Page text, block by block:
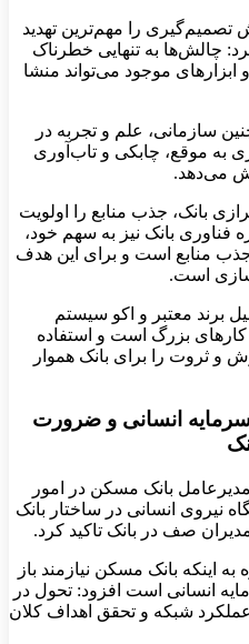
تصمیم‌گیری را مهم‌ترین تهدید
چالش‌ها به تنهایی خطرناک
موجود می‌تواند منشا
سازمانی، علم و تجربه در
به موقع، چابکی و تاب‌آوری
می‌دهد.
بانک، جذب منابع را اولویت
فناوری بانک نیز به سهم خود،
منابع است و برای این هدف
است.
برند معتبر و اکو سیستم
بزرگ است و استفاده
و ثروت را برای بانک هموار
انسانی و ضرورت
بانک مسکن در امور
نیروی انسانی در ساختار بانک
صف در بانک تاکید کرد.
اینکه بانک مسکن نیازمند باز
انسانی است افزود: تحول در
شبکه و تحقق اهداف کلان